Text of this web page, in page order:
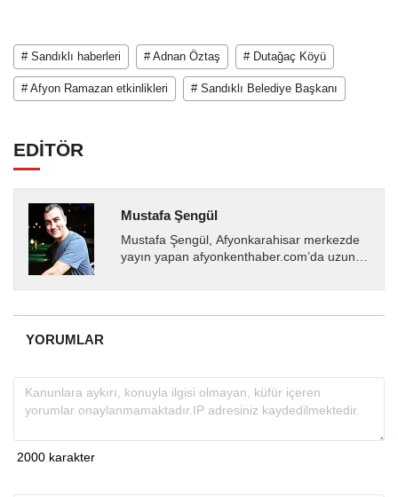
# Sandıklı haberleri # Adnan Öztaş # Dutağaç Köyü
# Afyon Ramazan etkinlikleri # Sandıklı Belediye Başkanı
EDİTÖR
Mustafa Şengül
Mustafa Şengül, Afyonkarahisar merkezde
yayın yapan afyonkenthaber.com’da uzun
almakta, haber akışı...
YORUMLAR